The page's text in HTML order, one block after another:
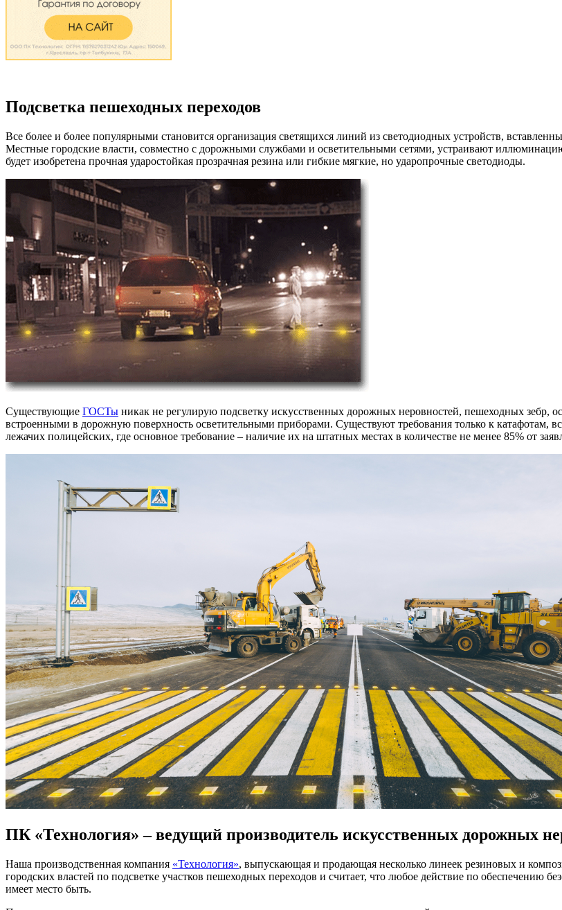
Подсветка пешеходных переходов
Все более и более популярными становится организация светящихся линий из светодиодных устройств,
Местные городские власти, совместно с дорожными службами и осветительными сетями, устраивают
будет изобретена прочная ударостойкая прозрачная резина или гибкие мягкие, но ударопрочные светодиоды.
Существующие ГОСТы никак не регулирую подсветку искусственных дорожных неровностей, пешеходных
встроенными в дорожную поверхность осветительными приборами. Существуют требования только к катафотам,
лежачих полицейских, где основное требование – наличие их на штатных местах в количестве не менее 85% от
ПК «Технология» – ведущий производитель искусственных дорожных
Наша производственная компания «Технология», выпускающая и продающая несколько линеек резиновых и
городских властей по подсветке участков пешеходных переходов и считает, что любое действие по обеспечению
имеет место быть.